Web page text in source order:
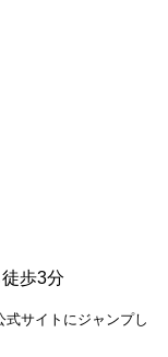
歩3分
式サイトにジャンプし